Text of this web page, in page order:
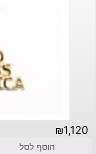
₪1,120
הוסף לסל